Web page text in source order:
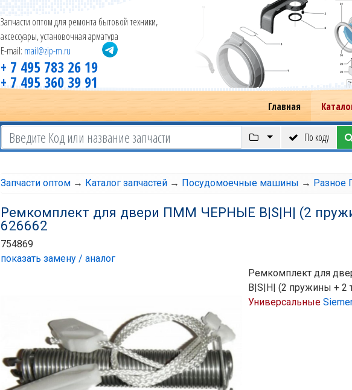
Запчасти оптом для ремонта бытовой техники,
аксессуары, установочная арматура
E-mail: mail@zip-m.ru
+ 7 495 783 26 19
+ 7 495 360 39 91
Главная
По коду
Запчасти оптом → Каталог запчастей → Посудомоечные машины →
Ремкомплект для двери ПММ ЧЕРНЫЕ B|S|H| (2
626662
754869
показать замену / аналог
Ремкомплект для
B|S|H| (2 пружины + 2
Универсальные